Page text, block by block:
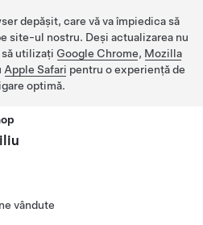
depășit, care vă va împiedica să
site-ul nostru. Deși actualizarea nu
să utilizați Google Chrome, Mozilla
Apple Safari pentru o experiență de
optimă.
vândute